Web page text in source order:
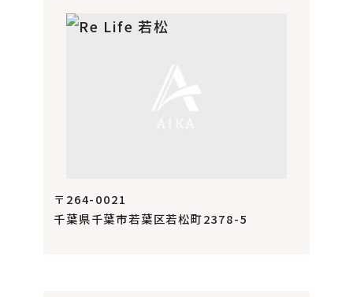
〒264-0021
千葉県千葉市若葉区若松町2378-5